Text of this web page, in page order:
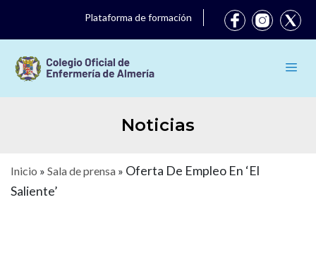
Plataforma de formación
Noticias
Inicio » Sala de prensa » Oferta De Empleo En ‘El
Saliente’